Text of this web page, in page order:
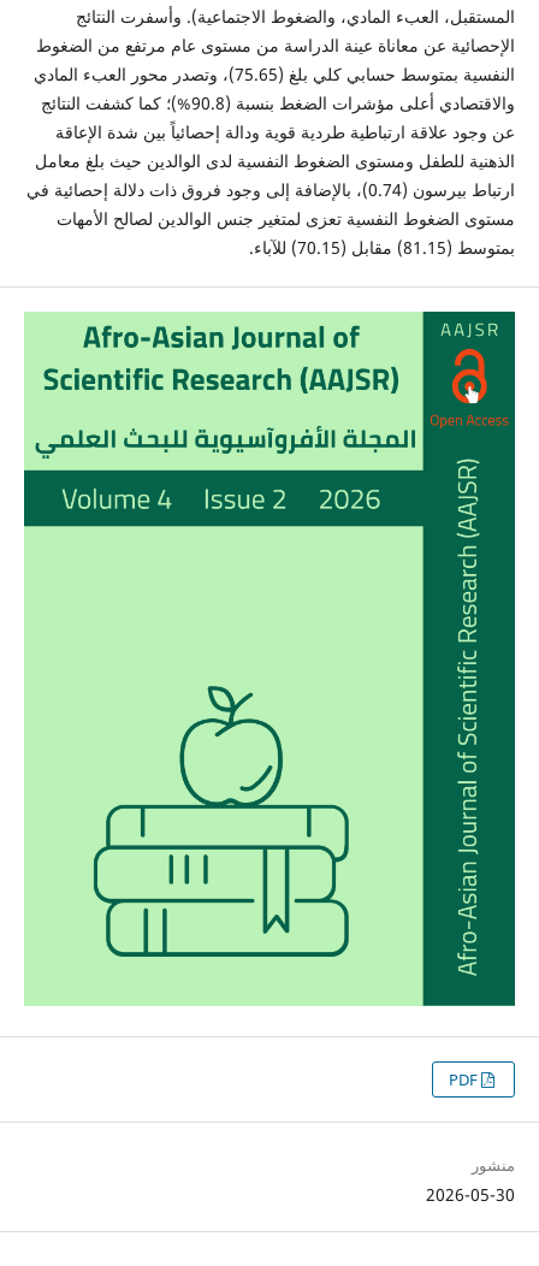
المستقبل، العبء المادي، والضغوط الاجتماعية). وأسفرت النتائج
الإحصائية عن معاناة عينة الدراسة من مستوى عام مرتفع من الضغوط
النفسية بمتوسط حسابي كلي بلغ (75.65)، وتصدر محور العبء المادي
والاقتصادي أعلى مؤشرات الضغط بنسبة (90.8%)؛ كما كشفت النتائج
عن وجود علاقة ارتباطية طردية قوية ودالة إحصائياً بين شدة الإعاقة
الذهنية للطفل ومستوى الضغوط النفسية لدى الوالدين حيث بلغ معامل
ارتباط بيرسون (0.74)، بالإضافة إلى وجود فروق ذات دلالة إحصائية في
مستوى الضغوط النفسية تعزى لمتغير جنس الوالدين لصالح الأمهات
بمتوسط (81.15) مقابل (70.15) للآباء.
PDF
منشور
2026-05-30